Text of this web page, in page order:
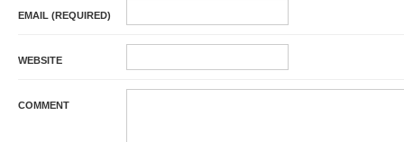
EMAIL (REQUIRED)
WEBSITE
COMMENT